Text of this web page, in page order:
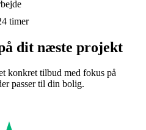
timer
dit næste projekt
konkret tilbud med fokus på
passer til din bolig.